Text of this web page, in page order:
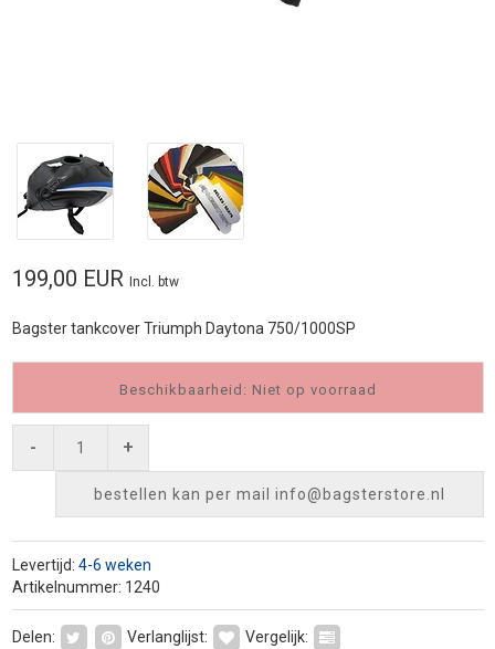
199,00 EUR Incl. btw
Bagster tankcover Triumph Daytona 750/1000SP
Beschikbaarheid: Niet op voorraad
- +
bestellen kan per mail info@bagsterstore.nl
Levertijd: 4-6 weken
Artikelnummer: 1240
Delen: Verlanglijst: Vergelijk: